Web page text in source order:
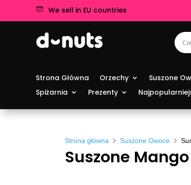
We sell in EU countries
Strona Główna Orzechy Suszone
Spiżarnia
Prezenty
Strona główna Suszone Owoce
Suszone Mango